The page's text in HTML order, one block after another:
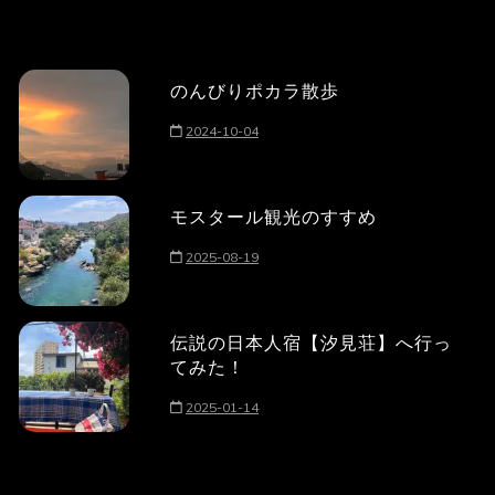
のんびりポカラ散歩
2024-10-04
モスタール観光のすすめ
2025-08-19
伝説の日本人宿【汐見荘】へ行っ
てみた！
2025-01-14